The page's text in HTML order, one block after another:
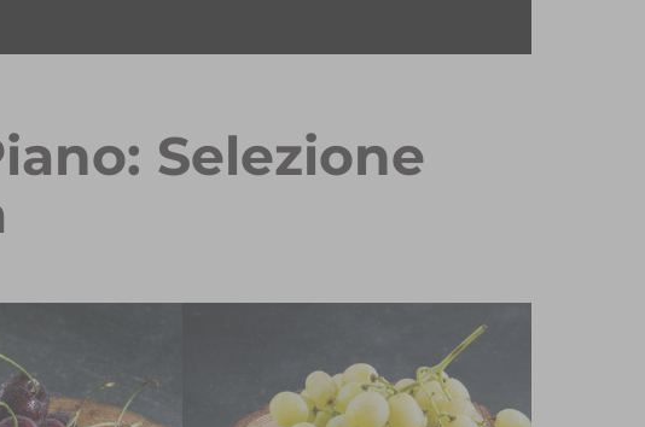
Selezione